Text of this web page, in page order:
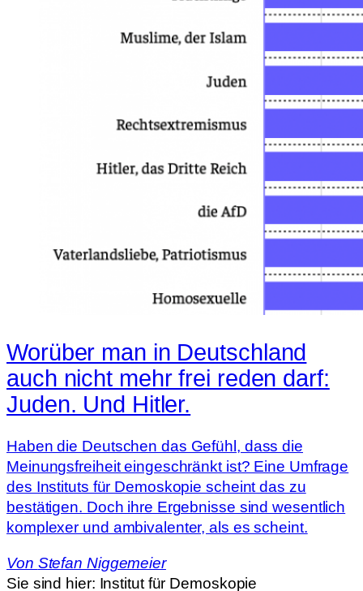
Worüber man in Deutschland
auch nicht mehr frei reden darf:
Juden. Und Hitler.
Haben die Deutschen das Gefühl, dass die
Meinungsfreiheit eingeschränkt ist? Eine Umfrage
des Instituts für Demoskopie scheint das zu
bestätigen. Doch ihre Ergebnisse sind wesentlich
komplexer und ambivalenter, als es scheint.
Von Stefan Niggemeier
Sie sind hier: Institut für Demoskopie